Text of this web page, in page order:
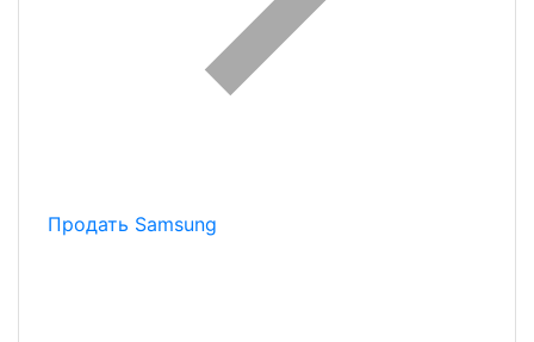
Продать Samsung